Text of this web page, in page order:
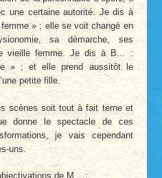
une certaine autorité. Je dis à
» ; elle se voit changé en
sa démarche, ses
vieille femme. Je dis à B... :
» ; et elle prend aussitôt le
petite fille.
scènes soit tout à fait terne et
donne le spectacle de ces
je vais cependant
uns.
de M... :